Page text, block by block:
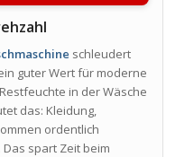
schleudert
guter Wert für moderne
in der Wäsche
das: Kleidung,
ordentlich
spart Zeit beim